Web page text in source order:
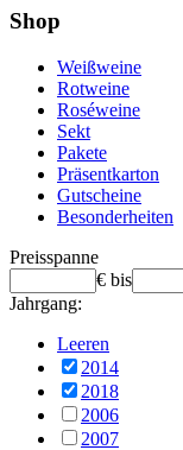
Shop
Weißweine
Rotweine
Roséweine
Sekt
Pakete
Präsentkarton
Gutscheine
Besonderheiten
Preisspanne
€ bis
Jahrgang:
Leeren
2014
2018
2006
2007